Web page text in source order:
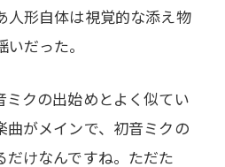
形自体は視覚的な添え物
だった。
クの出始めとよく似てい
曲がメインで、初音ミクの
だけなんですね。ただた